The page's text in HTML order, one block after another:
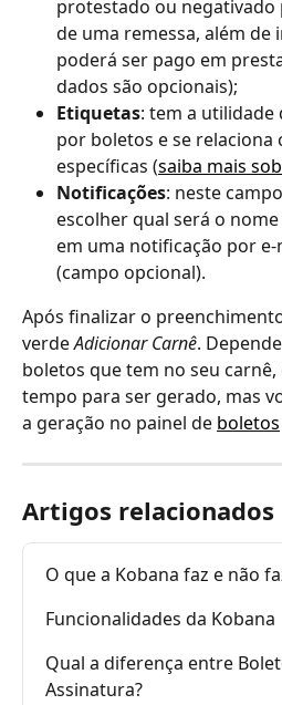
protestado ou negativado
de uma remessa, além
poderá ser pago em
dados são opcionais);
Etiquetas: tem a utilidade
por boletos e se relaciona
específicas (saiba mais
Notificações: neste
escolher qual será o
em uma notificação por
(campo opcional).
Após finalizar o
verde Adicionar Carnê.
boletos que tem no seu
tempo para ser gerado, mas
a geração no painel de boletos
Artigos relacionados
O que a Kobana faz e não
Funcionalidades da Kobana
Qual a diferença entre
Assinatura?